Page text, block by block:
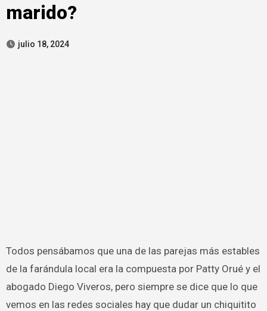
marido?
julio 18, 2024
Todos pensábamos que una de las parejas más estables
de la farándula local era la compuesta por Patty Orué y el
abogado Diego Viveros, pero siempre se dice que lo que
vemos en las redes sociales hay que dudar un chiquitito